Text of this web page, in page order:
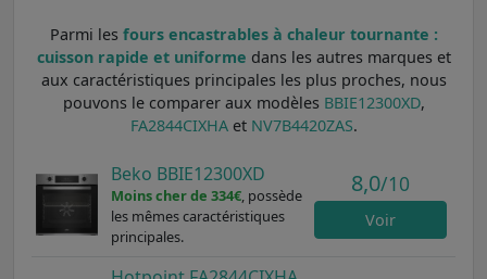
Parmi les fours encastrables à chaleur tournante :
cuisson rapide et uniforme dans les autres marques et
aux caractéristiques principales les plus proches, nous
pouvons le comparer aux modèles BBIE12300XD,
FA2844CIXHAet NV7B4420ZAS.
Beko BBIE12300XD
Moins cher de 334€, possède
les mêmes caractéristiques
principales.
8,0/10
Voir